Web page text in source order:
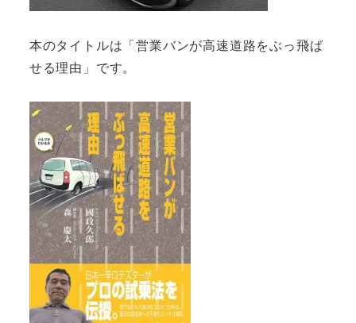
本のタイトルは「営業バンが高速道路をぶっ飛ば
せる理由」です。